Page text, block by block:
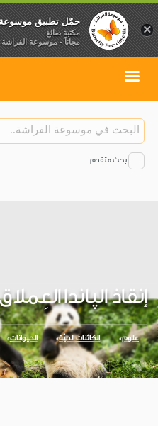
بحث متقدم
إنقاذ الپاندا
علوم الكائنات الحيّة الحيوانات
×
حمّل تطبيق موسوعة
مكتبة صائغ
مجاناً - موسوعة الفراشة